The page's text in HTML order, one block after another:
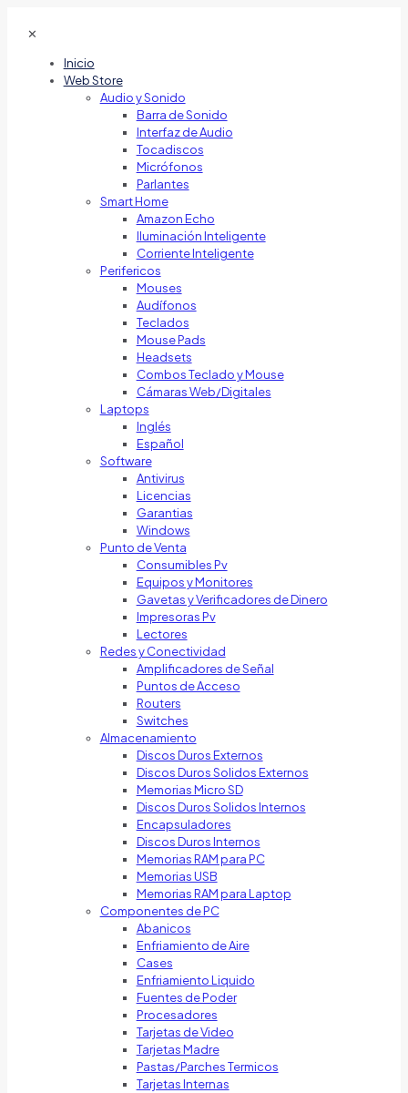
✕
Inicio
Web Store
Audio y Sonido
Barra de Sonido
Interfaz de Audio
Tocadiscos
Micrófonos
Parlantes
Smart Home
Amazon Echo
Iluminación Inteligente
Corriente Inteligente
Perifericos
Mouses
Audífonos
Teclados
Mouse Pads
Headsets
Combos Teclado y Mouse
Cámaras Web/Digitales
Laptops
Inglés
Español
Software
Antivirus
Licencias
Garantias
Windows
Punto de Venta
Consumibles Pv
Equipos y Monitores
Gavetas y Verificadores de Dinero
Impresoras Pv
Lectores
Redes y Conectividad
Amplificadores de Señal
Puntos de Acceso
Routers
Switches
Almacenamiento
Discos Duros Externos
Discos Duros Solidos Externos
Memorias Micro SD
Discos Duros Solidos Internos
Encapsuladores
Discos Duros Internos
Memorias RAM para PC
Memorias USB
Memorias RAM para Laptop
Componentes de PC
Abanicos
Enfriamiento de Aire
Cases
Enfriamiento Liquido
Fuentes de Poder
Procesadores
Tarjetas de Video
Tarjetas Madre
Pastas/Parches Termicos
Tarjetas Internas